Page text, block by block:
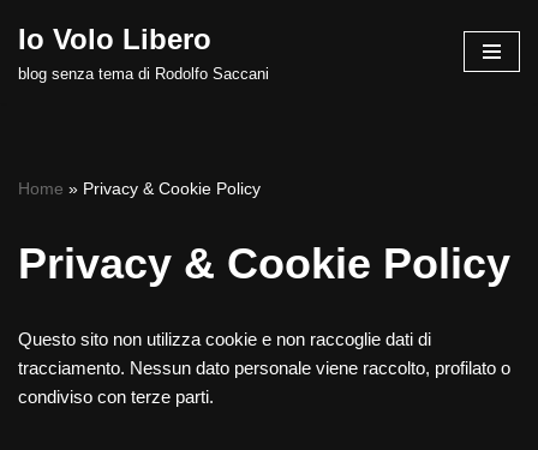
Vai
Io Volo Libero
blog senza tema di Rodolfo Saccani
Home » Privacy & Cookie Policy
Privacy & Cookie Policy
Questo sito non utilizza cookie e non raccoglie dati di
tracciamento. Nessun dato personale viene raccolto, profilato o
condiviso con terze parti.